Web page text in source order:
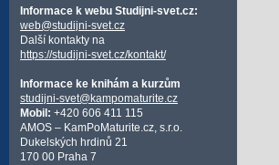
Informace k webu Studijni-svet.cz:
web@studijni-svet.cz
Další kontakty na
https://studijni-svet.cz/kontakt/
Informace ke knihám a kurzům
studijni-svet@kampomaturite.cz
Mobil: +420 606 411 115
AMOS – KamPoMaturite.cz, s.r.o.
Dukelských hrdinů 21
170 00 Praha 7